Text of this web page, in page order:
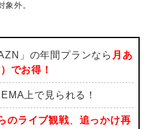
象外。
」の年間プランなら 月あ
でお得！
上で見られる！
のライブ観戦、 追っかけ再